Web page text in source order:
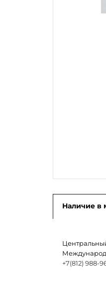
Наличие в
+7(812) 988-